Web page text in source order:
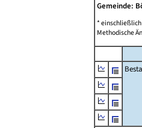
Gemeinde:
*
Methodische